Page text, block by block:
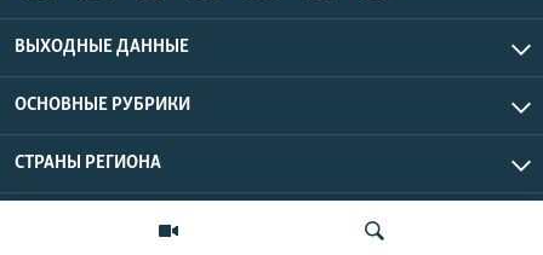
ВЫХОДНЫЕ ДАННЫЕ
ОСНОВНЫЕ РУБРИКИ
СТРАНЫ РЕГИОНА
Азаттык Азия © 2026 RFE/RL, Inc. | Все права защищены.